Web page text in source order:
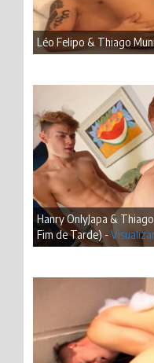
Léo Felipo & Thiago
Hanry OnlyJapa &
Fim de Tarde) -